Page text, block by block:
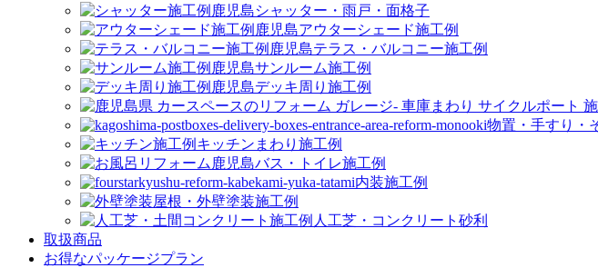
シャッター・雨戸・面格子
アウターシェード施工例
テラス・バルコニー施工例
サンルーム施工例
デッキ周り施工例
物置・手すり・
キッチンまわり施工例
バス・トイレ施工例
内装施工例
屋根・外壁塗装施工例
人工芝・コンクリート砂利
取扱商品
お得なパッケージプラン